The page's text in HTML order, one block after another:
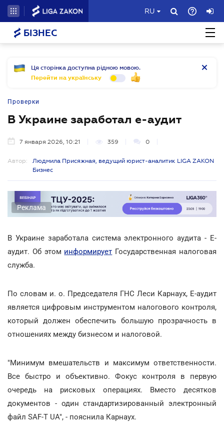
RU
БІЗНЕС
Ця сторінка доступна рідною мовою.
Перейти на українську
Проверки
В Украине заработал е-аудит
7 января 2026, 10:21 359 0
Автор:
Людмила Присяжная, ведущий юрист-аналитик LIGA ZAKON
Бизнес
Реклама
В Украине заработала система электронного аудита - Е-
аудит. Об этом информирует Государственная налоговая
служба.
По словам и. о. Председателя ГНС Леси Карнаух, Е-аудит
является цифровым инструментом налогового контроля,
который должен обеспечить большую прозрачность в
отношениях между бизнесом и налоговой.
"Минимум вмешательств и максимум ответственности.
Все быстро и объективно. Фокус контроля в первую
очередь на рисковых операциях. Вместо десятков
документов - один стандартизированный электронный
файл SAF-T UA", - пояснила Карнаух.